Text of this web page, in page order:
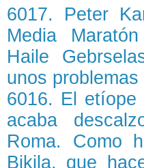
6017. Peter
Media
Haile
unos
6016. El
acaba
Roma. Como
Bikila, que